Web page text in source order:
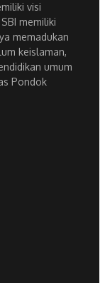
visi
memiliki
memadukan
keislaman,
umum
Pondok